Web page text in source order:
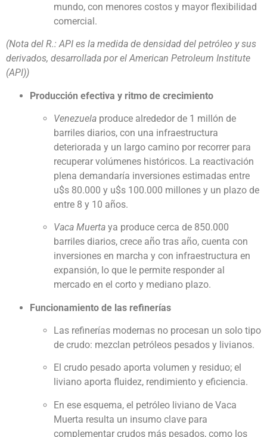
mundo, con menores costos y mayor flexibilidad
comercial.
(Nota del R.: API es la medida de densidad del petróleo y sus
derivados, desarrollada por el American Petroleum Institute
(API))
Producción efectiva y ritmo de crecimiento
Venezuela produce alrededor de 1 millón de
barriles diarios, con una infraestructura
deteriorada y un largo camino por recorrer para
recuperar volúmenes históricos. La reactivación
plena demandaría inversiones estimadas entre
u$s 80.000 y u$s 100.000 millones y un plazo de
entre 8 y 10 años.
Vaca Muerta ya produce cerca de 850.000
barriles diarios, crece año tras año, cuenta con
inversiones en marcha y con infraestructura en
expansión, lo que le permite responder al
mercado en el corto y mediano plazo.
Funcionamiento de las refinerías
Las refinerías modernas no procesan un solo tipo
de crudo: mezclan petróleos pesados y livianos.
El crudo pesado aporta volumen y residuo; el
liviano aporta fluidez, rendimiento y eficiencia.
En ese esquema, el petróleo liviano de Vaca
Muerta resulta un insumo clave para
complementar crudos más pesados, como los